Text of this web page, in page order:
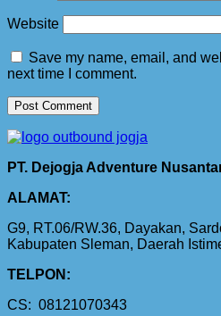
Website
Save my name, email, and
next time I comment.
PT. Dejogja Adventure
ALAMAT:
G9, RT.06/RW.36, Dayakan,
Kabupaten Sleman, Daerah
TELPON:
CS: 08121070343